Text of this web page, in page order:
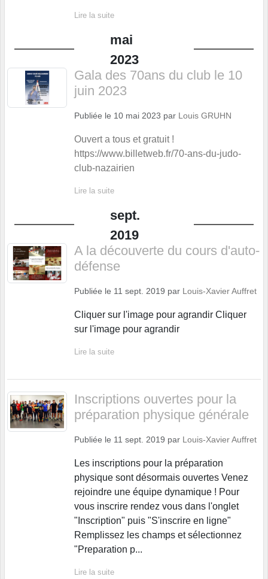
Lire la suite
mai
2023
Gala des 70ans du club le 10
juin 2023
Publiée le 10 mai 2023 par Louis GRUHN
Ouvert a tous et gratuit !
https://www.billetweb.fr/70-ans-du-judo-
club-nazairien
Lire la suite
sept.
2019
A la découverte du cours d'auto-
défense
Publiée le 11 sept. 2019 par Louis-Xavier Auffret
Cliquer sur l'image pour agrandir Cliquer
sur l'image pour agrandir
Lire la suite
Inscriptions ouvertes pour la
préparation physique générale
Publiée le 11 sept. 2019 par Louis-Xavier Auffret
Les inscriptions pour la préparation
physique sont désormais ouvertes Venez
rejoindre une équipe dynamique ! Pour
vous inscrire rendez vous dans l'onglet
"Inscription" puis "S'inscrire en ligne"
Remplissez les champs et sélectionnez
"Preparation p...
Lire la suite